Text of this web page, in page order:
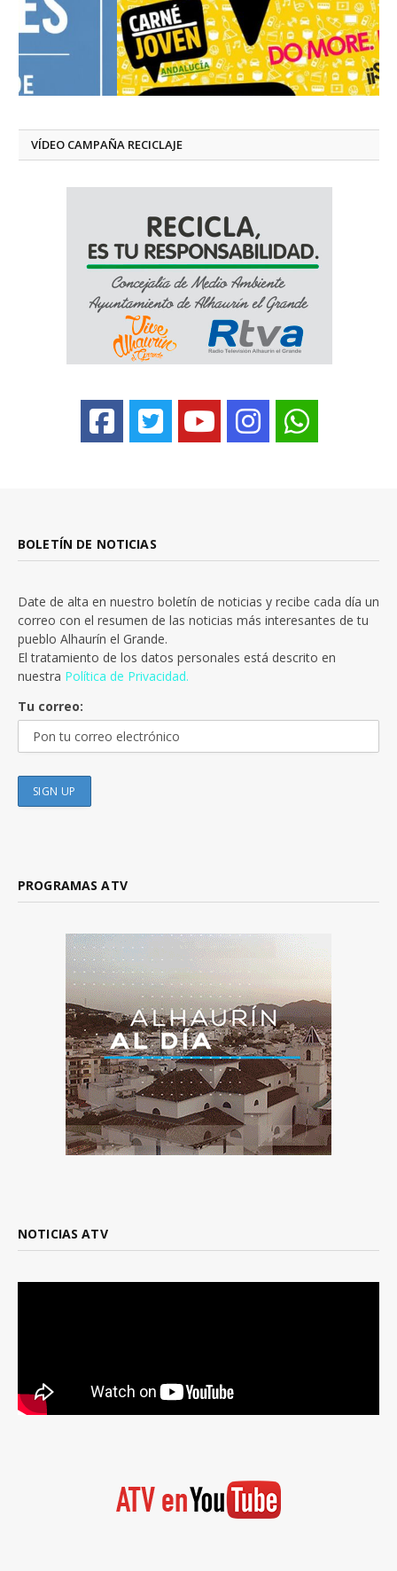
VÍDEO CAMPAÑA RECICLAJE
BOLETÍN DE NOTICIAS
Date de alta en nuestro boletín de noticias y recibe cada día un
correo con el resumen de las noticias más interesantes de tu
pueblo Alhaurín el Grande.
El tratamiento de los datos personales está descrito en
nuestra Política de Privacidad.
Tu correo:
PROGRAMAS ATV
NOTICIAS ATV